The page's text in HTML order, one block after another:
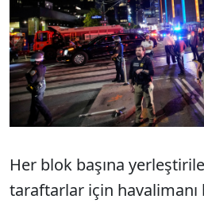
Her blok başına
taraftarlar için